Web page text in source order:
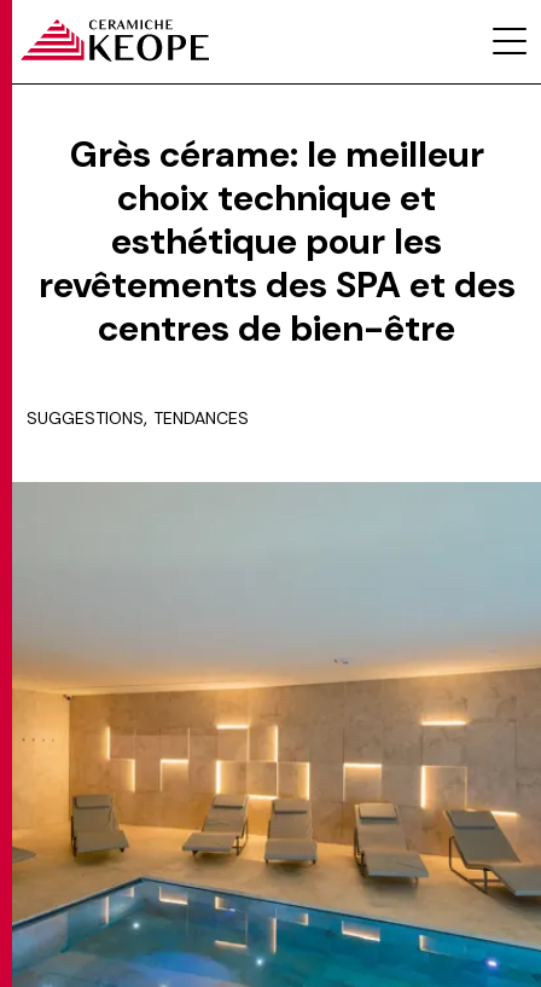
MAGAZINE
RECHERCHE
ESPACE RÉSERVÉ
Grès cérame: le meilleur
choix technique et
esthétique pour les
revêtements des SPA et des
centres de bien-être
SUGGESTIONS, TENDANCES